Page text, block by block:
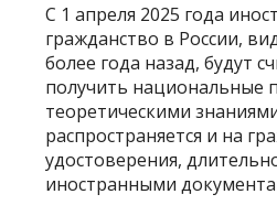
С 1 апреля 2025 года
гражданство в России,
более года назад, будут
получить национальные
теоретическими
распространяется и на
удостоверения,
иностранными